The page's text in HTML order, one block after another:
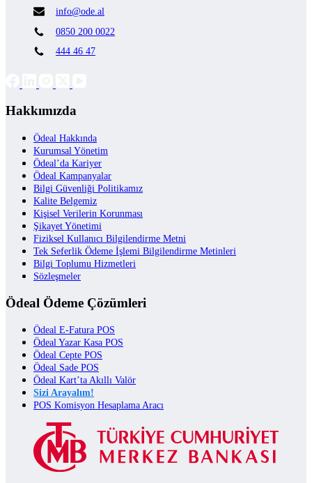
info@ode.al
0850 200 0022
444 46 47
Hakkımızda
Ödeal Hakkında
Kurumsal Yönetim
Ödeal’da Kariyer
Ödeal Kampanyalar
Bilgi Güvenliği Politikamız
Kalite Belgemiz
Kişisel Verilerin Korunması
Şikayet Yönetimi
Fiziksel Kullanıcı Bilgilendirme Metni
Tek Seferlik Ödeme İşlemi Bilgilendirme Metinleri
Bilgi Toplumu Hizmetleri
Sözleşmeler
Ödeal Ödeme Çözümleri
Ödeal E-Fatura POS
Ödeal Yazar Kasa POS
Ödeal Cepte POS
Ödeal Sade POS
Ödeal Kart’ta Akıllı Valör
Sizi Arayalım!
POS Komisyon Hesaplama Aracı